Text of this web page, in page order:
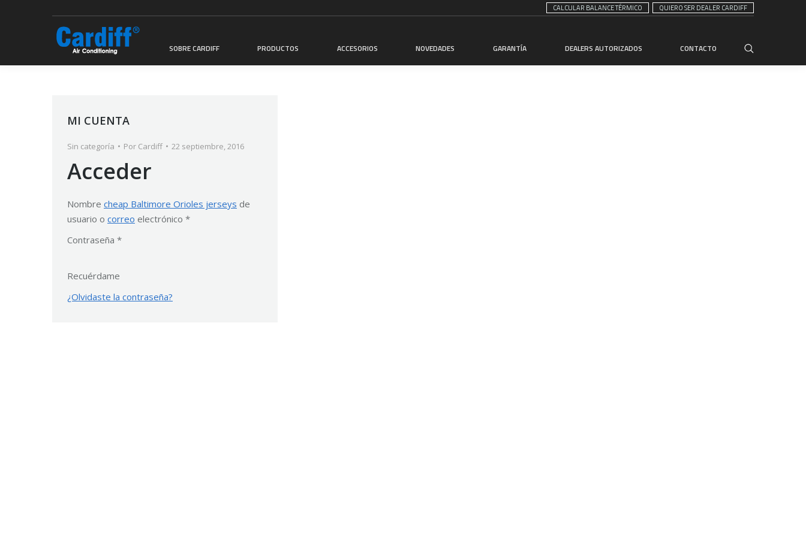
CALCULAR BALANCE TÉRMICO QUIERO SER DEALER CARDIFF
SOBRE CARDIFF PRODUCTOS ACCESORIOS NOVEDADES GARANTÍA DEALERS AUTORIZADOS CONTACTO
MI CUENTA
Sin categoría Por Cardiff 22 septiembre, 2016
Acceder
Nombre cheap Baltimore Orioles jerseys de
usuario o correo electrónico *
Contraseña *
Recuérdame
¿Olvidaste la contraseña?